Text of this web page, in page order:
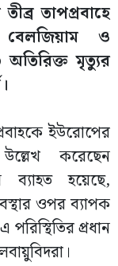
তাপপ্রবাহে
ও
অতিরিক্ত মৃত্যুর
ইউরোপের
করেছেন
ব্যাহত হয়েছে,
ওপর ব্যাপক
প্রধান